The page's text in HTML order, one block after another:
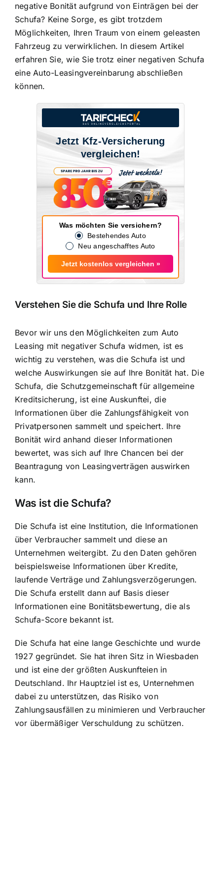
negative Bonitätaufgrund von Einträgen bei der
Schufa? Keine Sorge, es gibt trotzdem
Möglichkeiten, Ihren Traum von einem geleasten
Fahrzeug zu verwirklichen. In diesem Artikel
erfahren Sie, wie Sie trotz einer negativen Schufa
eine Auto-Leasingvereinbarung abschließen
können.
Jetzt Kfz-Versicherung
vergleichen!
Was möchten Sie versichern?
Bestehendes Auto
Neu angeschafftes Auto
Jetzt kostenlos vergleichen »
Verstehen Sie die Schufa und Ihre Rolle
Bevor wir uns den Möglichkeiten zum Auto
Leasing mit negativer Schufa widmen, ist es
wichtig zu verstehen, was die Schufa ist und
welche Auswirkungen sie auf Ihre Bonität hat. Die
Schufa, die Schutzgemeinschaft für allgemeine
Kreditsicherung, ist eine Auskunftei, die
Informationen über die Zahlungsfähigkeit von
Privatpersonen sammelt und speichert. Ihre
Bonität wird anhand dieser Informationen
bewertet, was sich auf Ihre Chancen bei der
Beantragung von Leasingverträgen auswirken
kann.
Was ist die Schufa?
Die Schufa ist eine Institution, die Informationen
über Verbraucher sammelt und diese an
Unternehmen weitergibt. Zu den Daten gehören
beispielsweise Informationen über Kredite,
laufende Verträge und Zahlungsverzögerungen.
Die Schufa erstellt dann auf Basis dieser
Informationen eine Bonitätsbewertung, die als
Schufa-Score bekannt ist.
Die Schufa hat eine lange Geschichte und wurde
1927 gegründet. Sie hat ihren Sitz in Wiesbaden
und ist eine der größten Auskunfteien in
Deutschland. Ihr Hauptziel ist es, Unternehmen
dabei zu unterstützen, das Risiko von
Zahlungsausfällen zu minimieren und Verbraucher
vor übermäßiger Verschuldung zu schützen.